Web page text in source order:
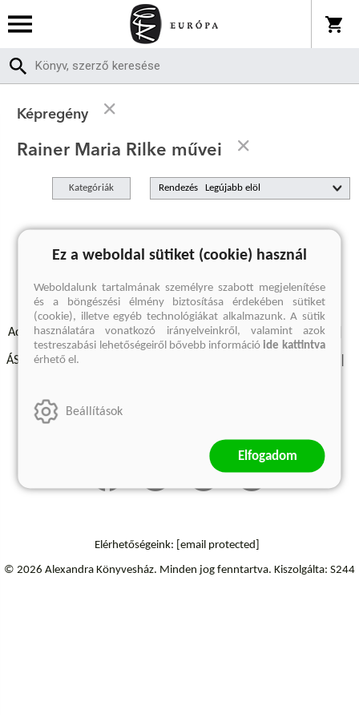
Képregény
Rainer Maria Rilke művei
Kategóriák Rendezés
A keresett kifejezésre nincs találat
Adatvédelmi szabályzatok Elállási felmondási nyilatkozat
ÁSZF - Vásárlási feltételek
Szállítási információk
Elérhetőségeink: [email protected]
© 2026 Alexandra Könyvesház. Minden jog fenntartva. Kiszolgálta: S244
Ez a weboldal sütiket (cookie) használ
Weboldalunk tartalmának személyre szabott megjelenítése
és a böngészési élmény biztosítása érdekében sütiket
(cookie), illetve egyéb technológiákat alkalmazunk. A sütik
használatára vonatkozó irányelveinkről, valamint azok
testreszabási lehetőségeiről bővebb információide kattintva
érhető el.
Beállítások
Elfogadom